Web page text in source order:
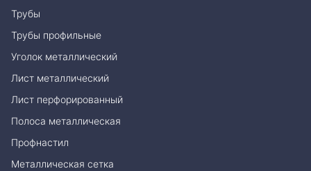
Трубы
Трубы профильные
Уголок металлический
Лист металлический
Лист перфорированный
Полоса металлическая
Профнастил
Металлическая сетка